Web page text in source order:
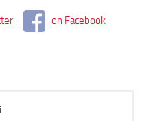
on Facebook